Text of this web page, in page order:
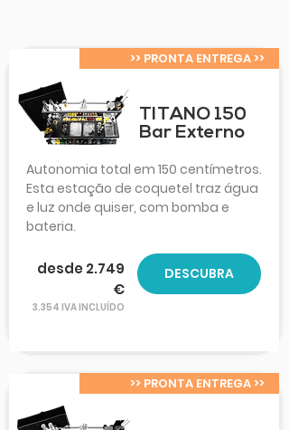
>> PRONTA ENTREGA >>
TITANO 150
Bar Externo
Autonomia total em 150 centímetros.
Esta estação de coquetel traz água
e luz onde quiser, com bomba e
bateria.
desde 2.749
€
3.354 IVA INCLUÍDO
DESCUBRA
>> PRONTA ENTREGA >>